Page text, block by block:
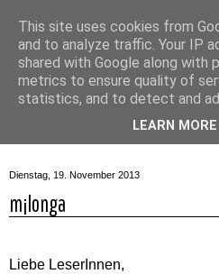
Dienstag, 19. November 2013
m¡longa
Liebe LeserInnen,
This site uses cookies from
and to analyze traffic. Your IP
shared with Google along with
metrics to ensure quality of
statistics, and to detect and
LEARN MORE